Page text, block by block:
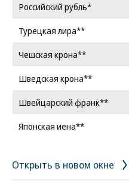
Российский рубль*
Турецкая лира**
Чешская крона**
Шведская крона**
Швейцарский франк**
Японская иена**
Открыть в новом окне